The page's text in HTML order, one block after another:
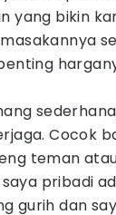
yang bikin
Cocok
teman
pribadi
gurih dan